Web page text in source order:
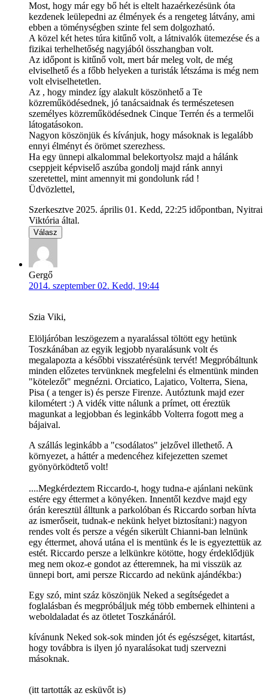
Most, hogy már egy bő hét is eltelt hazaérkezésünk óta
kezdenek leülepedni az élmények és a rengeteg látvány, ami
ebben a töménységben szinte fel sem dolgozható.
A közel két hetes túra kitűnő volt, a látnivalók ütemezése és a
fizikai terhelhetőség nagyjából összhangban volt.
Az időpont is kitűnő volt, mert bár meleg volt, de még
elviselhető és a főbb helyeken a turisták létszáma is még nem
volt elviselhetetlen.
Az , hogy mindez így alakult köszönhető a Te
közreműködésednek, jó tanácsaidnak és természetesen
személyes közreműködésednek Cinque Terrén és a termelői
látogatásokon.
Nagyon köszönjük és kívánjuk, hogy másoknak is legalább
ennyi élményt és örömet szerezhess.
Ha egy ünnepi alkalommal belekortyolsz majd a hálánk
cseppjeit képviselő aszúba gondolj majd ránk annyi
szeretettel, mint amennyit mi gondolunk rád !
Üdvözlettel,
Szerkesztve 2025. április 01. Kedd, 22:25 időpontban, Nyitrai
Viktória által.
Válasz
Gergő
2014. szeptember 02. Kedd, 19:44
Szia Viki,
Elöljáróban leszögezem a nyaralással töltött egy hetünk
Toszkánában az egyik legjobb nyaralásunk volt és
megalapozta a későbbi visszatérésünk tervét! Megpróbáltunk
minden előzetes tervünknek megfelelni és elmentünk minden
"kötelezőt" megnézni. Orciatico, Lajatico, Volterra, Siena,
Pisa ( a tenger is) és persze Firenze. Autóztunk majd ezer
kilométert :) A vidék vitte nálunk a prímet, ott éreztük
magunkat a legjobban és leginkább Volterra fogott meg a
bájaival.
A szállás leginkább a "csodálatos" jelzővel illethető. A
környezet, a háttér a medencéhez kifejezetten szemet
gyönyörködtető volt!
....Megkérdeztem Riccardo-t, hogy tudna-e ajánlani nekünk
estére egy éttermet a könyéken. Innentől kezdve majd egy
órán keresztül álltunk a parkolóban és Riccardo sorban hívta
az ismerőseit, tudnak-e nekünk helyet biztosítani:) nagyon
rendes volt és persze a végén sikerült Chianni-ban lelnünk
egy éttermet, ahová utána el is mentünk és le is egyeztettük az
estét. Riccardo persze a lelkünkre kötötte, hogy érdeklődjük
meg nem okoz-e gondot az étteremnek, ha mi visszük az
ünnepi bort, ami persze Riccardo ad nekünk ajándékba:)
Egy szó, mint száz köszönjük Neked a segítségedet a
foglalásban és megpróbáljuk még több embernek elhinteni a
weboldaladat és az ötletet Toszkánáról.
kívánunk Neked sok-sok minden jót és egészséget, kitartást,
hogy továbbra is ilyen jó nyaralásokat tudj szervezni
másoknak.
(itt tartották az esküvőt is)